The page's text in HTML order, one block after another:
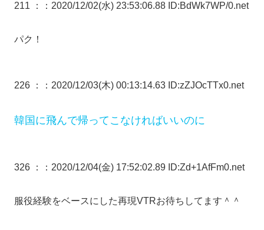
211 ： ：2020/12/02(水) 23:53:06.88 ID:BdWk7WP/0.net
パク！
226 ： ：2020/12/03(木) 00:13:14.63 ID:zZJOcTTx0.net
韓国に飛んで帰ってこなければいいのに
326 ： ：2020/12/04(金) 17:52:02.89 ID:Zd+1AfFm0.net
服役経験をベースにした再現VTRお待ちしてます＾＾